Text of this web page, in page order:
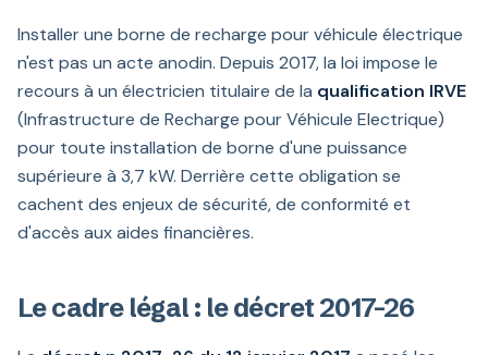
Installer une borne de recharge pour véhicule électrique
n'est pas un acte anodin. Depuis 2017, la loi impose le
recours à un électricien titulaire de la qualification IRVE
(Infrastructure de Recharge pour Véhicule Electrique)
pour toute installation de borne d'une puissance
supérieure à 3,7 kW. Derrière cette obligation se
cachent des enjeux de sécurité, de conformité et
d'accès aux aides financières.
Le cadre légal : le décret 2017-26